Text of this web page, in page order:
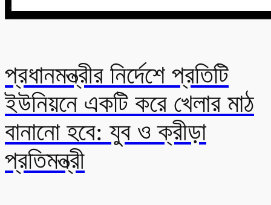
প্রধানমন্ত্রীর নির্দেশে প্রতিটি
ইউনিয়নে একটি করে খেলার মাঠ
বানানো হবে: যুব ও ক্রীড়া
প্রতিমন্ত্রী